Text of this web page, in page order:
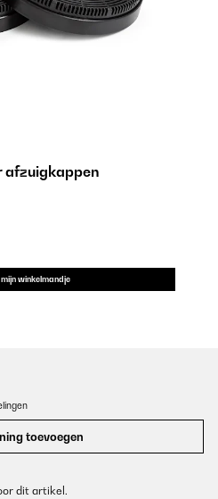
mijn winkelmandje
toevoegen
dit artikel.